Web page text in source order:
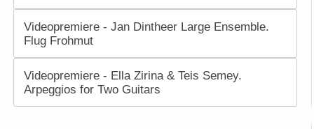
Videopremiere - Jan Dintheer Large Ensemble.
Flug Frohmut
Videopremiere - Ella Zirina & Teis Semey.
Arpeggios for Two Guitars